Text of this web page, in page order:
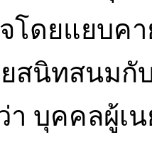
โดยแยบค
สนิทสนมกั
า บุคคลผู้เ